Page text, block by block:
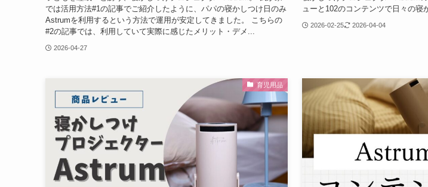
では活用方法#1の記事でご紹介したように、パパの寝かしつけ日のみ
Astrumを利用するという方法で運用が安定してきました。 こちらの
#2の記事では、利用していて実際に感じたメリット・デメ...
2026-04-27
ューと102のコンテンツで日々の寝
2026-02-25 2026-04-04
育児用品